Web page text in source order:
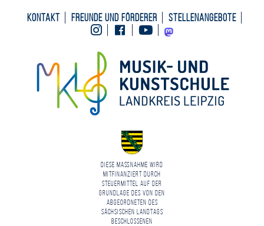
Kontakt Freunde und Förderer
Stellenangebote
InstagramFacebookYoutubeMastodon
Diese Maßnahme wird
mitfinanziert durch
Steuermittel auf der
Grundlage des von den
Abgeordneten des
Sächsischen Landtags
beschlossenen